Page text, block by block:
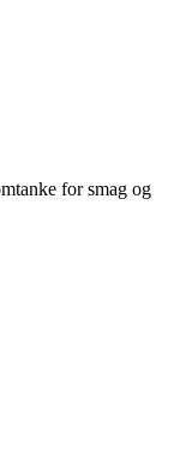
for smag og